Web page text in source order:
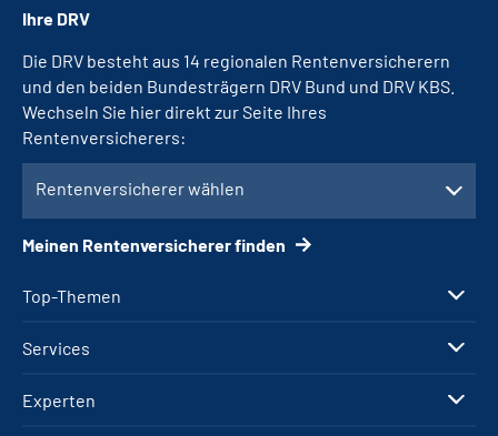
Top-Themen
Services
Experten
Ihre DRV
Die DRV besteht aus 14 regionalen Rentenversicherern
und den beiden Bundesträgern DRV Bund und DRV KBS.
Wechseln Sie hier direkt zur Seite Ihres
Rentenversicherers:
Rentenversicherer wählen
Meinen Rentenversicherer finden